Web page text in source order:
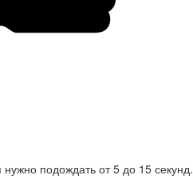
подождать от 5 до 15 секунд.